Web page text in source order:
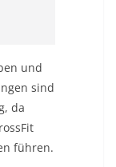
und
sind
da
führen.